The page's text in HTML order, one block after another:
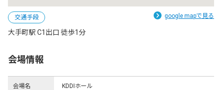
google mapで見る
交通手段
大手町駅 C1出口 徒歩1分
会場情報
会場名 KDDIホール